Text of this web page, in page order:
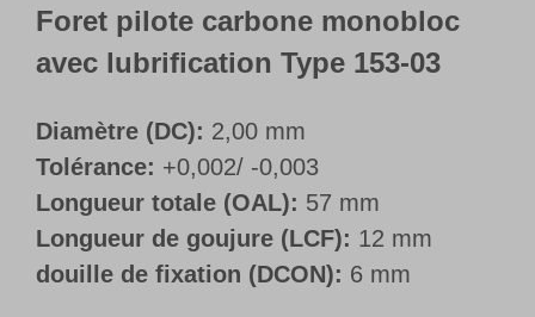
Foret pilote carbone monobloc
avec lubrification Type 153-03
Diamètre (DC): 2,00 mm
Tolérance: +0,002/ -0,003
Longueur totale (OAL): 57 mm
Longueur de goujure (LCF): 12 mm
douille de fixation (DCON): 6 mm